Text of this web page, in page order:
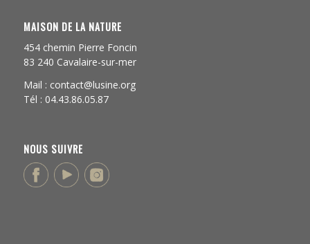
MAISON DE LA NATURE
454 chemin Pierre Foncin
83 240 Cavalaire-sur-mer
Mail : contact@lusine.org
Tél : 04.43.86.05.87
NOUS SUIVRE